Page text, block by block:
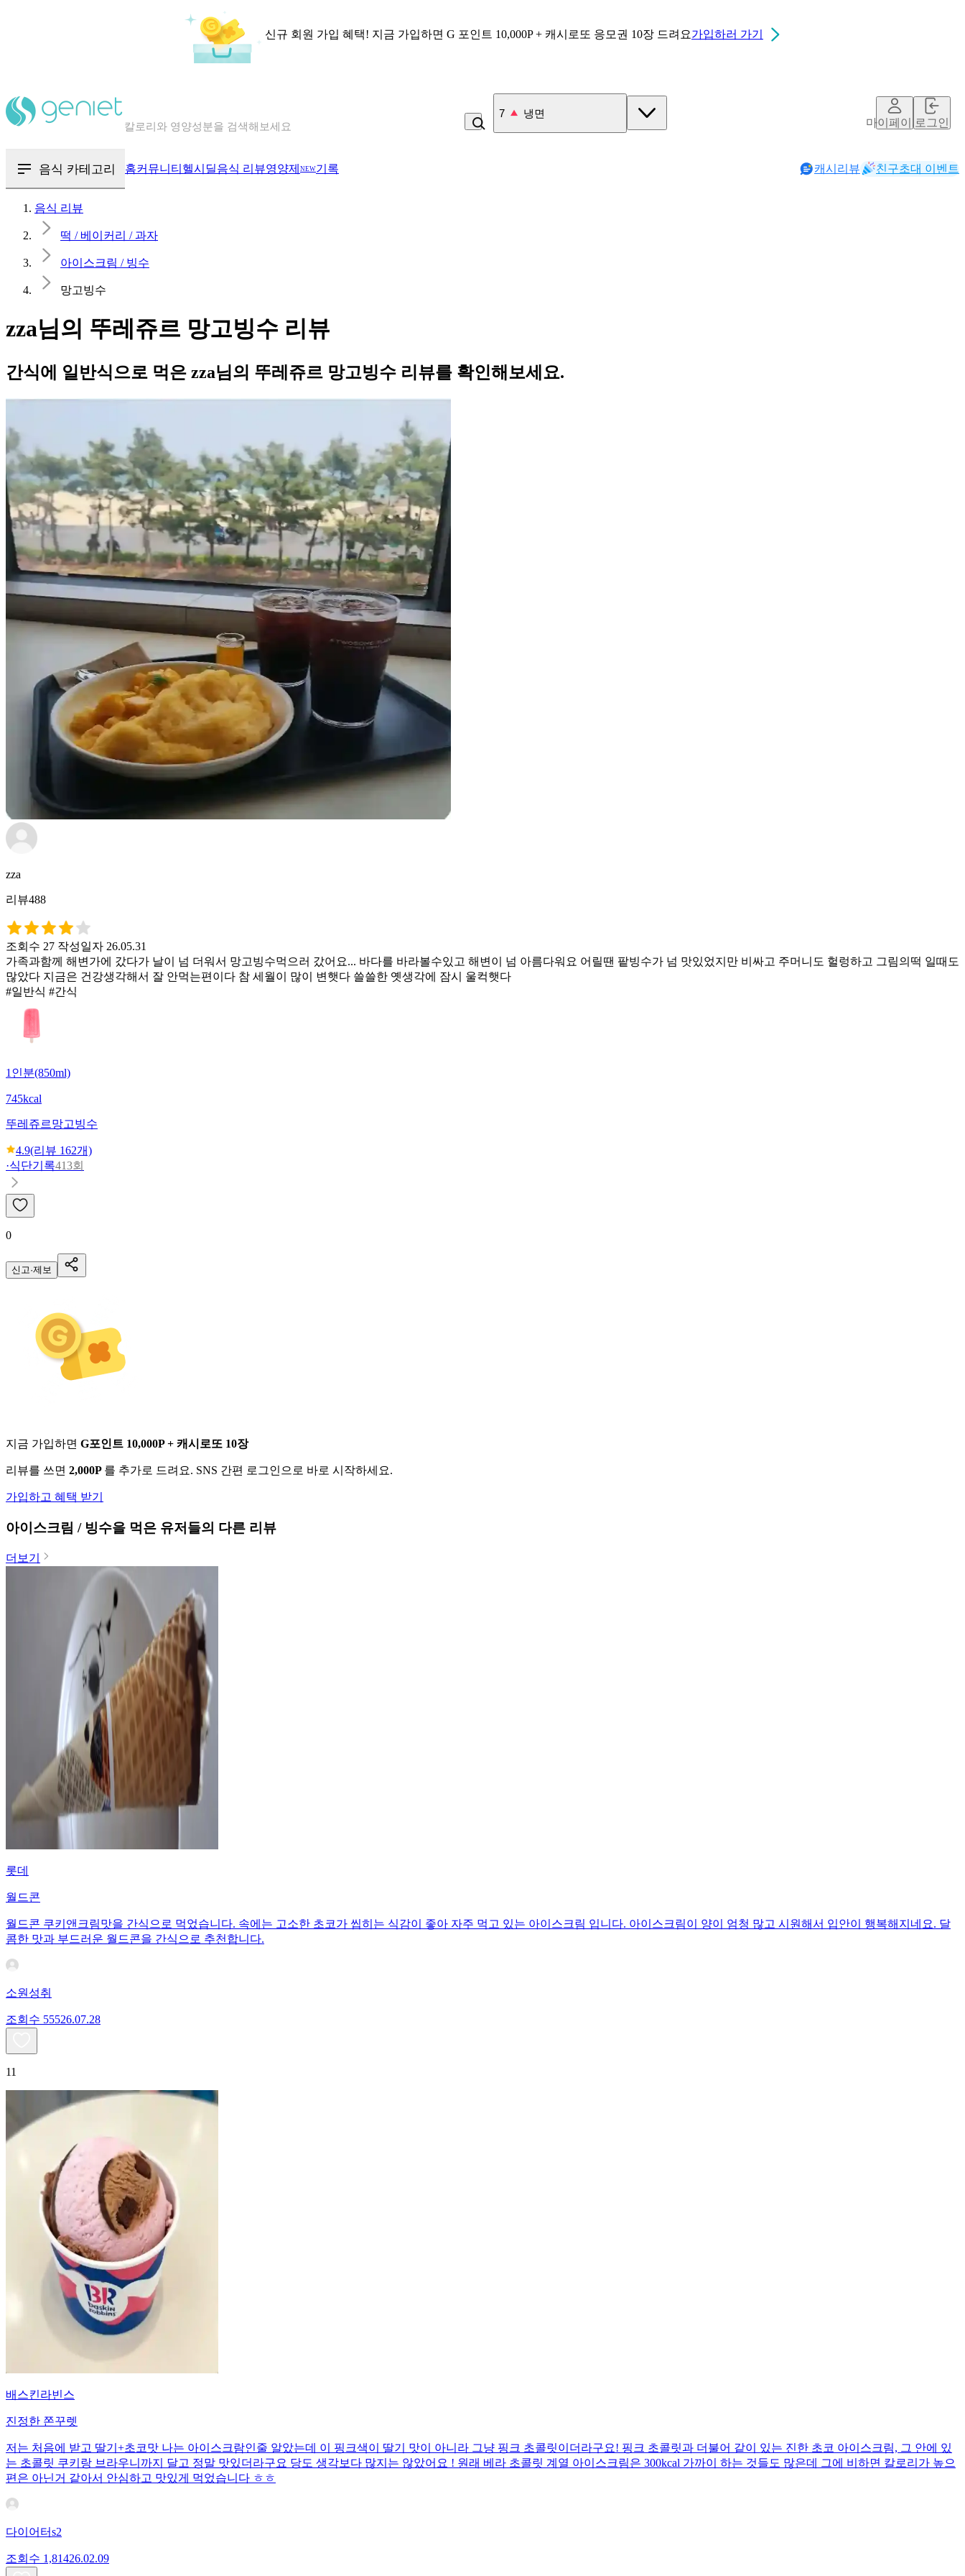
신규 회원 가입 혜택! 지금 가입하면 G 포인트 10,000P + 캐시로또 응모권 10장 드려요가입하러 가기
혈당 · 다이어트 음식 검색해보세요
7 냉면
마이페이지로그인
음식 카테고리 홈커뮤니티 헬시딜음식 리뷰영양제 NEW기록 캐시리뷰 친구초대 이벤트
음식 리뷰
떡 / 베이커리 / 과자
아이스크림 / 빙수
망고빙수
zza님의 뚜레쥬르 망고빙수 리뷰
간식에 일반식으로 먹은 zza님의 뚜레쥬르 망고빙수 리뷰를 확인해보세요.
zza
리뷰488
조회수 27 작성일자 26.05.31
가족과함께 해변가에 갔다가 날이 넘 더워서 망고빙수먹으러 갔어요... 바다를 바라볼수있고 해변이 넘 아름다워요 어릴땐 팥빙수가 넘 맛있었지만 비싸고 주머니도 헐렁하고 그림의떡 일때도
많았다 지금은 건강생각해서 잘 안먹는편이다 참 세월이 많이 변햇다 쓸쓸한 옛생각에 잠시 울컥햇다
#일반식 #간식
1인분(850ml)
745kcal
뚜레쥬르망고빙수
4.9(리뷰 162개)
·식단기록413회
0
신고·제보
지금 가입하면 G포인트 10,000P + 캐시로또 10장
리뷰를 쓰면 2,000P 를 추가로 드려요. SNS 간편 로그인으로 바로 시작하세요.
가입하고 혜택 받기
아이스크림 / 빙수을 먹은 유저들의 다른 리뷰
더보기
롯데
월드콘
월드콘 쿠키앤크림맛을 간식으로 먹었습니다. 속에는 고소한 초코가 씹히는 식감이 좋아 자주 먹고 있는 아이스크림 입니다. 아이스크림이 양이 엄청 많고 시원해서 입안이 행복해지네요. 달
콤한 맛과 부드러운 월드콘을 간식으로 추천합니다.
소원성취
조회수 55526.07.28
11
배스킨라빈스
진정한 쫀꾸렛
저는 처음에 받고 딸기+초코맛 나는 아이스크람인줄 알았는데 이 핑크색이 딸기 맛이 아니라 그냥 핑크 초콜릿이더라구요! 핑크 초콜릿과 더불어 같이 있는 진한 초코 아이스크림, 그 안에 있
는 초콜릿 쿠키랑 브라우니까지 달고 정말 맛있더라구요 당도 생각보다 많지는 않았어요 ! 원래 베라 초콜릿 계열 아이스크림은 300kcal 가까이 하는 것들도 많은데 그에 비하면 칼로리가 높으
편은 아닌거 같아서 안심하고 맛있게 먹었습니다 ㅎㅎ
다이어터s2
조회수 1,81426.02.09